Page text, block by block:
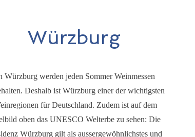
Würzburg
Würzburg werden jeden Sommer Weinmessen
Deshalb ist Würzburg einer der wichtigsten
für Deutschland. Zudem ist auf dem
oben das UNESCO Welterbe zu sehen: Die
Würzburg gilt als aussergewöhnlichstes und